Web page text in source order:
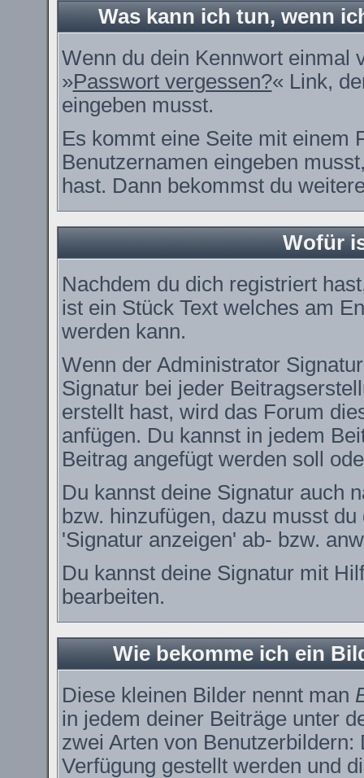
Was kann ich tun, wenn
Wenn du dein Kennwort einmal
»Passwort vergessen?« Link,
eingeben musst.
Es kommt eine Seite mit einem
Benutzernamen eingeben
hast. Dann bekommst du
Wofür
Nachdem du dich registriert
ist ein Stück Text welches am
werden kann.
Wenn der Administrator
Signatur bei jeder
erstellt hast, wird das Forum
anfügen. Du kannst in jedem
Beitrag angefügt werden soll
Du kannst deine Signatur auch
bzw. hinzufügen, dazu musst
'Signatur anzeigen' ab- bzw.
Du kannst deine Signatur mit
bearbeiten.
Wie bekomme ich ein
Diese kleinen Bilder nennt man
in jedem deiner Beiträge unter
zwei Arten von
Verfügung gestellt werden und